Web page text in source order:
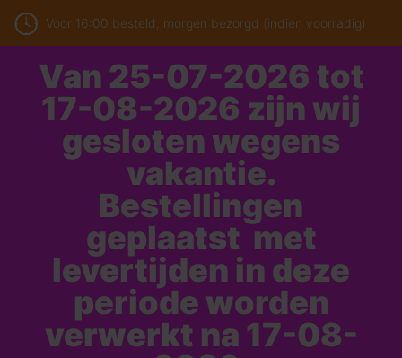
Voor 16:00 besteld, morgen bezorgd (indien voorradig)
Van 25-07-2026 tot
17-08-2026 zijn wij
gesloten wegens
vakantie.
Bestellingen
geplaatst met
levertijden in deze
periode worden
verwerkt na 17-08-